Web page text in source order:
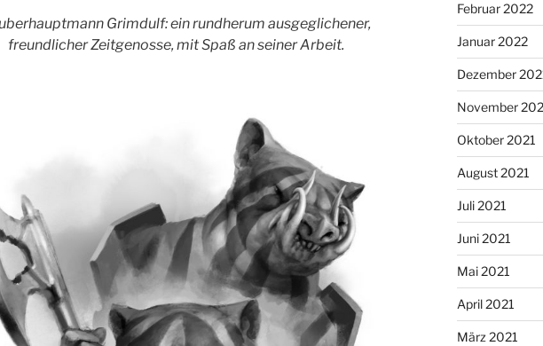
Grimdulf: ein rundherum ausgeglichener,
freundlicher Zeitgenosse, mit Spaß an seiner Arbeit.
Februar 2022
Januar 2022
Dezember
November
Oktober 2021
August 2021
Juli 2021
Juni 2021
Mai 2021
April 2021
März 2021